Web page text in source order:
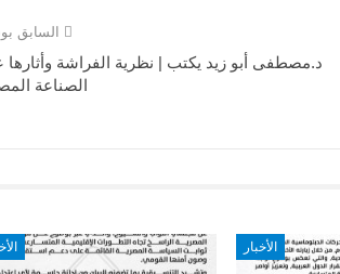
السابق
د.مصطفى أبو زيد يكتب | نظرية الفراشة وأثارها
الصناعة
الأخبار